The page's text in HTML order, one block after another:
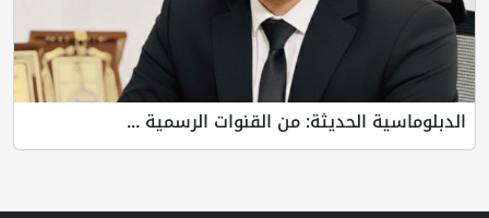
الدبلوماسية الحديثة: من القنوات الرسمية ...